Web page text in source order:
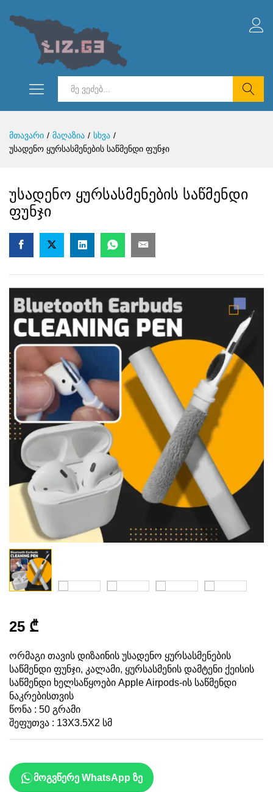
მთავარი / მაღაზია / სხვა /
უსადენო ყურსასმენების საწმენდი ფუნჯი
უსადენო ყურსასმენების საწმენდი
ფუნჯი
25 ₾
ორმაგი თავის დიზაინის უსადენო ყურსასმენების
საწმენდი ფუნჯი, კალამი, ყურსასმენის დამტენი ქეისის
საწმენდი ხელსაწყოები Apple Airpods-ის საწმენდი
ნაკრებისთვის
წონა : 50 გრამი
შეფუთვა : 13X3.5X2 სმ
მოგვწერე WhatsApp ზე